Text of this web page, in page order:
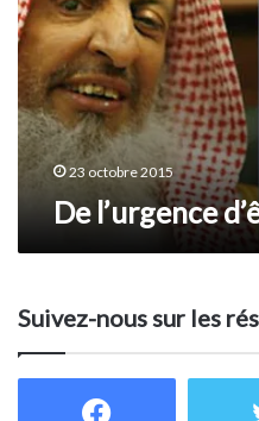
23 octobre 2015
De l’urgence
Suivez-nous sur les